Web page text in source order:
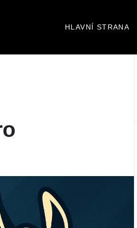
HLAVNÍ STRANA